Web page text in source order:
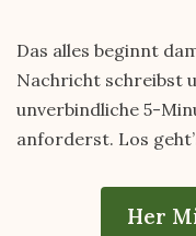
Das alles beginnt
Nachricht schreibst
unverbindliche 5-
anforderst. Los
Her